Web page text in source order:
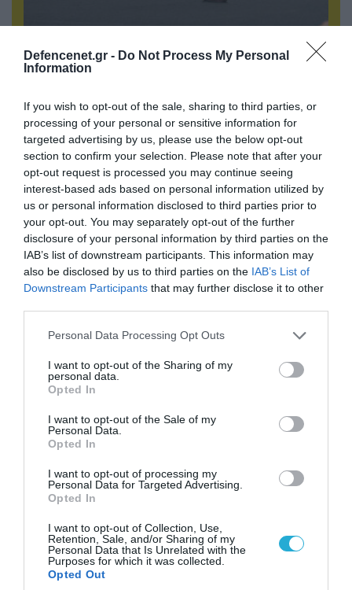
Defencenet.gr - Do Not Process My Personal
Information
If you wish to opt-out of the sale, sharing to third parties, or
processing of your personal or sensitive information for
targeted advertising by us, please use the below opt-out
section to confirm your selection. Please note that after your
opt-out request is processed you may continue seeing
interest-based ads based on personal information utilized by
us or personal information disclosed to third parties prior to
your opt-out. You may separately opt-out of the further
disclosure of your personal information by third parties on the
IAB’s list of downstream participants. This information may
also be disclosed by us to third parties on the IAB’s List of
Downstream Participants that may further disclose it to other
Please note that this website/app uses one or more Google
not limited to your visit or usage behaviour. You may click to
grant or deny consent to Google and its third-party tags to
use your data for below specified purposes in below Google
consent section.
Personal Data Processing Opt Outs
I want to opt-out of the Sharing of my
personal data.
Opted In
I want to opt-out of the Sale of my
Personal Data.
Opted In
I want to opt-out of processing my
Personal Data for Targeted Advertising.
Opted In
I want to opt-out of Collection, Use,
Retention, Sale, and/or Sharing of my
Personal Data that Is Unrelated with the
Purposes for which it was collected.
Opted Out
09.08.2026 | 13:02
Το Ιράν «παγώνει» τις ΗΠΑ για άνοιγμα των
δισ.δολάρια και διόδια» (upd)
09.08.2026 | 12:02
Τουρκίας-Σ.Αραβίας – Το παράδοξο των
ελληνικών Patriot στην περιοχή